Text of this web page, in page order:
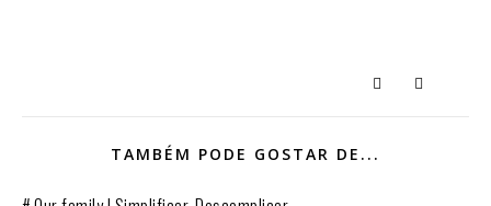
TAMBÉM PODE GOSTAR DE...